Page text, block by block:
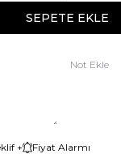
SEPETE EKLE
Not Ekle
+ Fiyat Alarmı